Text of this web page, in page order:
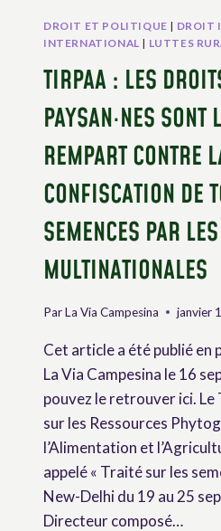
DROIT ET POLITIQUE | DROIT
INTERNATIONAL | LUTTES
TIRPAA : LES
PAYSAN·NES SONT
REMPART CONTRE
CONFISCATION DE
SEMENCES PAR
MULTINATIONALES
ParLa Via Campesina janvier
Cet article a été publié en
La Via Campesina le 16
pouvez le retrouver ici.
sur les Ressources
l’Alimentation et
appelé « Traité sur les
New-Delhi du 19 au 25
Directeur composé…